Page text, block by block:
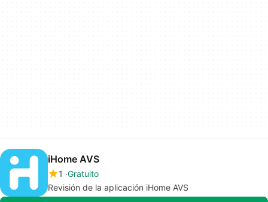
iHome AVS
1 Gratuito
Revisión de la aplicación iHome AVS